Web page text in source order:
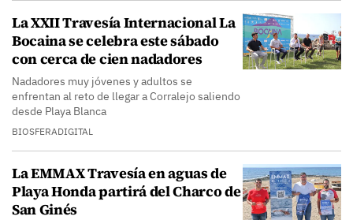
La XXII Travesía Internacional La
Bocaina se celebra este sábado
con cerca de cien nadadores
Nadadores muy jóvenes y adultos se
enfrentan al reto de llegar a Corralejo saliendo
desde Playa Blanca
BIOSFERADIGITAL
La EMMAX Travesía en aguas de
Playa Honda partirá del Charco de
San Ginés